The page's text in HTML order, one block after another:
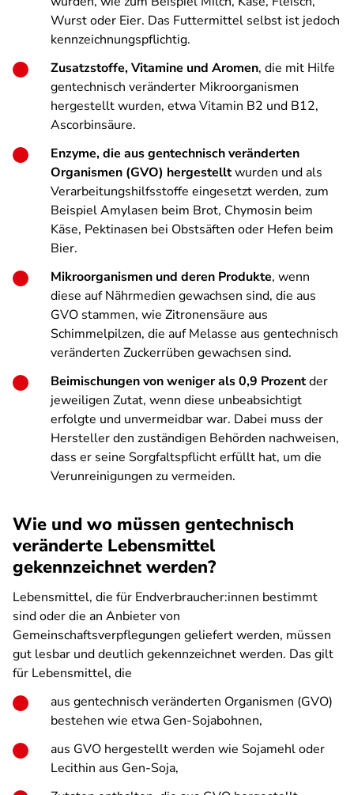
Wurst oder Eier. Das Futtermittel selbst ist jedoch
kennzeichnungspflichtig.
Zusatzstoffe, Vitamine und Aromen, die mit Hilfe
gentechnisch veränderter Mikroorganismen
hergestellt wurden, etwa Vitamin B2 und B12,
Ascorbinsäure.
Enzyme, die aus gentechnisch veränderten
Organismen (GVO) hergestelltwurden und als
Verarbeitungshilfsstoffe eingesetzt werden, zum
Beispiel Amylasen beim Brot, Chymosin beim
Käse, Pektinasen bei Obstsäften oder Hefen beim
Bier.
Mikroorganismen und deren Produkte, wenn
diese auf Nährmedien gewachsen sind, die aus
GVO stammen, wie Zitronensäure aus
Schimmelpilzen, die auf Melasse aus gentechnisch
veränderten Zuckerrüben gewachsen sind.
Beimischungen von weniger als 0,9 Prozentder
jeweiligen Zutat, wenn diese unbeabsichtigt
erfolgte und unvermeidbar war. Dabei muss der
Hersteller den zuständigen Behörden nachweisen,
dass er seine Sorgfaltspflicht erfüllt hat, um die
Verunreinigungen zu vermeiden.
Wie und wo müssen gentechnisch
veränderte Lebensmittel
gekennzeichnet werden?
Lebensmittel, die für Endverbraucher:innen bestimmt
sind oder die an Anbieter von
Gemeinschaftsverpflegungen geliefert werden, müssen
gut lesbar und deutlich gekennzeichnet werden. Das gilt
für Lebensmittel, die
aus gentechnisch veränderten Organismen (GVO)
bestehen wie etwa Gen-Sojabohnen,
aus GVO hergestellt werden wie Sojamehl oder
Lecithin aus Gen-Soja,